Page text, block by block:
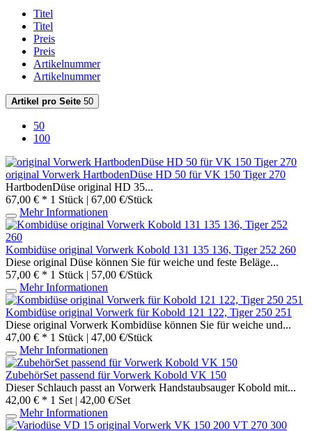
Titel
Titel
Preis
Preis
Artikelnummer
Artikelnummer
Artikel pro Seite 50
50
100
original Vorwerk HartbodenDüse HD 50 für VK 150 Tiger 270
HartbodenDüse original HD 35...
67,00 € * 1 Stück | 67,00 €/Stück
Mehr Informationen
Kombidüse original Vorwerk Kobold 131 135 136, Tiger 252 260
Diese original Düse können Sie für weiche und feste Beläge...
57,00 € * 1 Stück | 57,00 €/Stück
Mehr Informationen
Kombidüse original Vorwerk für Kobold 121 122, Tiger 250 251
Diese original Vorwerk Kombidüse können Sie für weiche und...
47,00 € * 1 Stück | 47,00 €/Stück
Mehr Informationen
ZubehörSet passend für Vorwerk Kobold VK 150
Dieser Schlauch passt an Vorwerk Handstaubsauger Kobold mit...
42,00 € * 1 Set | 42,00 €/Set
Mehr Informationen